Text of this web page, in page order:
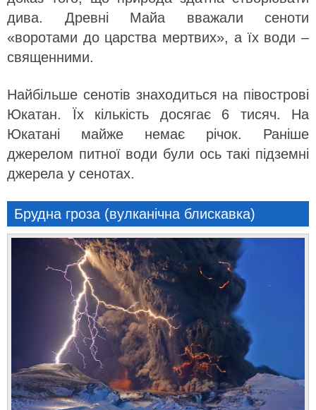
дива. Древні Майа вважали сеноти
«воротами до царства мертвих», а їх води –
священними.
Найбільше сенотів знаходиться на півострові
Юкатан. Їх кількість досягає 6 тисяч. На
Юкатані майже немає річок. Раніше
джерелом питної води були ось такі підземні
джерела у сенотах.
Брудна гроза (вулканічна блискавка)